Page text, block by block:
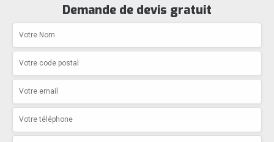
Demande de devis gratuit